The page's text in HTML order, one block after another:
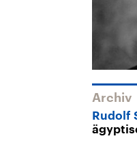
Archiv
Rudolf